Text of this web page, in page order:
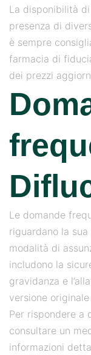
La disponibilità
presenza di
è sempre
farmacia di
dei prezzi
Le domande
riguardano la
modalità di
includono la
gravidanza e
versione
Per rispondere a
consultare un
informazioni